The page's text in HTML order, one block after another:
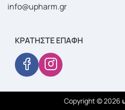
info@upharm.gr
ΚΡΑΤΉΣΤΕ ΕΠΑΦΉ
Copyright © 2026